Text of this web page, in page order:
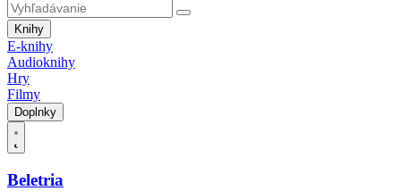
Knihy
E-knihy
Audioknihy
Hry
Filmy
Doplnky
Beletria